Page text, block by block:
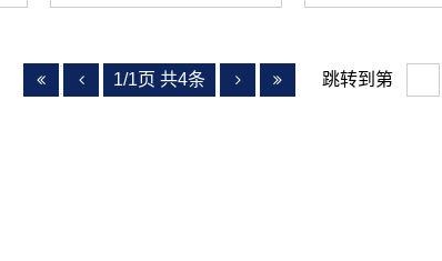
1/1页 共4条 跳转到第